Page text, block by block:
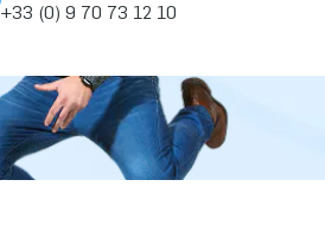
+33 (0) 9 70 73 12 10